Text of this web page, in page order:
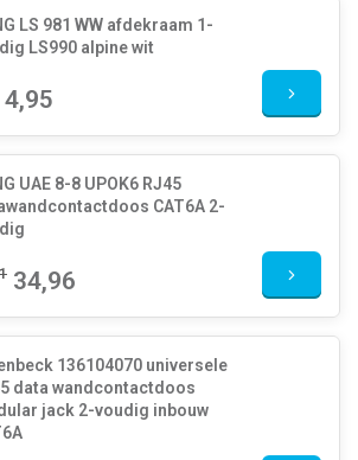
LS 981 WW afdekraam 1-
LS990 alpine wit
4,95
UAE 8-8 UPOK6 RJ45
CAT6A 2-
34,96
136104070 universele
data wandcontactdoos
jack 2-voudig inbouw